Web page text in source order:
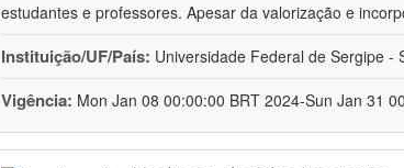
estudantes e professores. Apesar da valorização e
Instituição/UF/País: Universidade Federal de Sergipe -
Vigência: Mon Jan 08 00:00:00 BRT 2024-Sun Jan 31